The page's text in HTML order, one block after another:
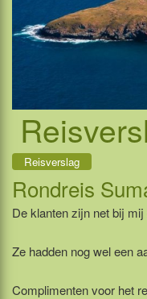
Reisverslag
Rondreis
De klanten zijn net bij
Ze hadden nog wel een
Complimenten voor het